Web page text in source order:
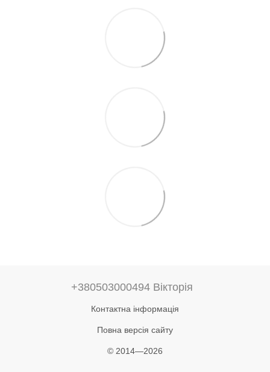
+380503000494 Вікторія
Контактна інформація
Повна версія сайту
© 2014—2026